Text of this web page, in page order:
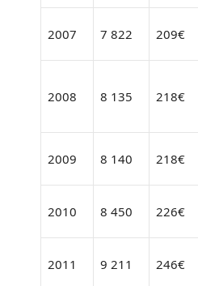
2007 7 822 209€
2008 8 135 218€
2009 8 140 218€
2010 8 450 226€
2011 9 211 246€